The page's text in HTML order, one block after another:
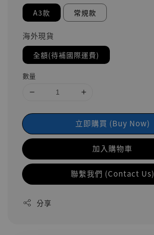
A3款 常規款
海外現貨
全額(待補國際運費)
數量
立即購買 (Buy Now)
加入購物車
聯繫我們 (Contact Us)
分享